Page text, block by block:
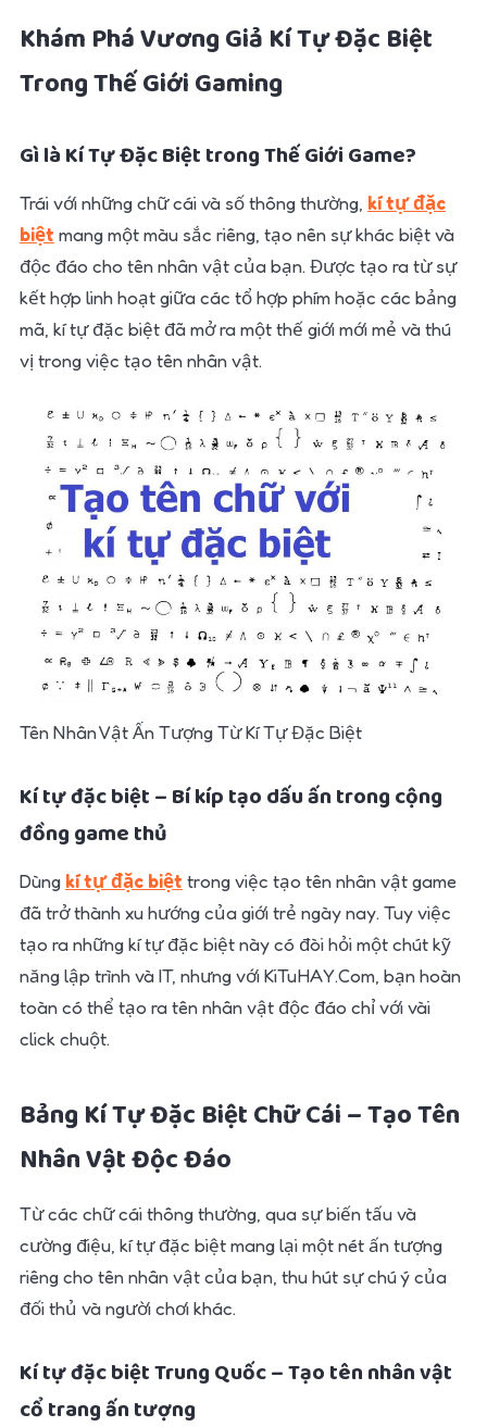
Khám Phá Vương Giả Kí Tự Đặc Biệt
Trong Thế Giới Gaming
Gì là Kí Tự Đặc Biệt trong Thế Giới Game?
Trái với những chữ cái và số thông thường, kí tự đặc
biệt mang một màu sắc riêng, tạo nên sự khác biệt và
độc đáo cho tên nhân vật của bạn. Được tạo ra từ sự
kết hợp linh hoạt giữa các tổ hợp phím hoặc các bảng
mã, kí tự đặc biệt đã mở ra một thế giới mới mẻ và thú
vị trong việc tạo tên nhân vật.
Tên Nhân Vật Ấn Tượng Từ Kí Tự Đặc Biệt
Kí tự đặc biệt – Bí kíp tạo dấu ấn trong cộng
đồng game thủ
Dùng kí tự đặc biệt trong việc tạo tên nhân vật game
đã trở thành xu hướng của giới trẻ ngày nay. Tuy việc
tạo ra những kí tự đặc biệt này có đòi hỏi một chút kỹ
năng lập trình và IT, nhưng với KiTuHAY.Com, bạn hoàn
toàn có thể tạo ra tên nhân vật độc đáo chỉ với vài
click chuột.
Bảng Kí Tự Đặc Biệt Chữ Cái – Tạo Tên
Nhân Vật Độc Đáo
Từ các chữ cái thông thường, qua sự biến tấu và
cường điệu, kí tự đặc biệt mang lại một nét ấn tượng
riêng cho tên nhân vật của bạn, thu hút sự chú ý của
đối thủ và người chơi khác.
Kí tự đặc biệt Trung Quốc – Tạo tên nhân vật
cổ trang ấn tượng